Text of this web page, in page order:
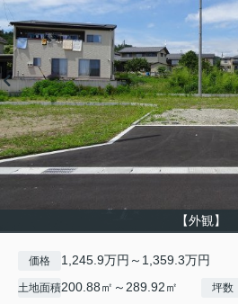
【外観】
価格 1,245.9万円～1,359.3万円
土地面積200.88㎡～289.92㎡ 坪数